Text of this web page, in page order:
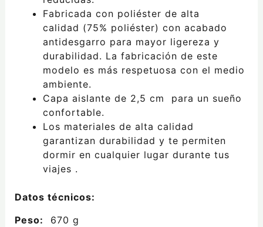
Fabricada con poliéster de alta
calidad (75% poliéster) con acabado
antidesgarro para mayor ligereza y
durabilidad. La fabricación de este
modelo es más respetuosa con el medio
ambiente.
Capa aislante de 2,5 cm para un sueño
confortable.
Los materiales de alta calidad
garantizan durabilidad y te permiten
dormir en cualquier lugar durante tus
viajes .
Datos técnicos:
Peso: 670 g